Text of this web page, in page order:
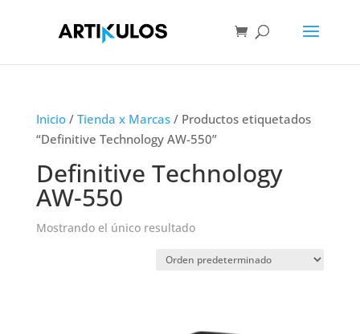
Inicio/ Tienda x Marcas/ Productos etiquetados
“Definitive Technology AW-550”
Definitive Technology
AW-550
Mostrando el único resultado